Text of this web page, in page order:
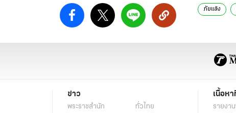
ภัยแล้ง
ข่าว
พระราชสำนัก
ทั่วไทย
เนื้อห
รายงา